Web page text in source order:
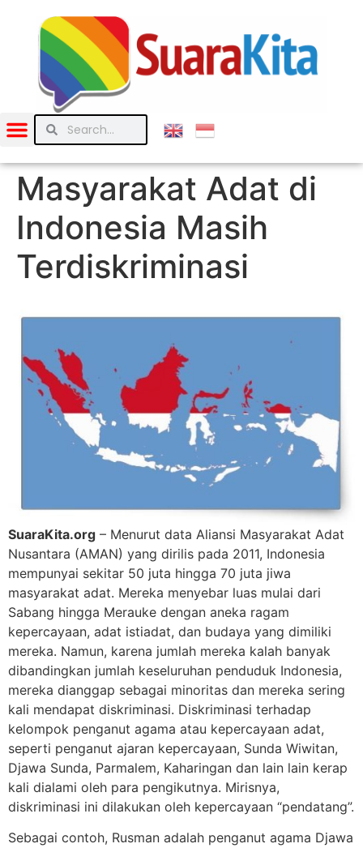
Masyarakat Adat di
Indonesia Masih
Terdiskriminasi
SuaraKita.org – Menurut data Aliansi Masyarakat Adat
Nusantara (AMAN) yang dirilis pada 2011, Indonesia
mempunyai sekitar 50 juta hingga 70 juta jiwa
masyarakat adat. Mereka menyebar luas mulai dari
Sabang hingga Merauke dengan aneka ragam
kepercayaan, adat istiadat, dan budaya yang dimiliki
mereka. Namun, karena jumlah mereka kalah banyak
dibandingkan jumlah keseluruhan penduduk Indonesia,
mereka dianggap sebagai minoritas dan mereka sering
kali mendapat diskriminasi. Diskriminasi terhadap
kelompok penganut agama atau kepercayaan adat,
seperti penganut ajaran kepercayaan, Sunda Wiwitan,
Djawa Sunda, Parmalem, Kaharingan dan lain lain kerap
kali dialami oleh para pengikutnya. Mirisnya,
diskriminasi ini dilakukan oleh kepercayaan “pendatang”.
Sebagai contoh, Rusman adalah penganut agama Djawa